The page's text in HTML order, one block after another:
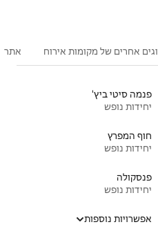
אתרים פופולריים בקרבת מקום